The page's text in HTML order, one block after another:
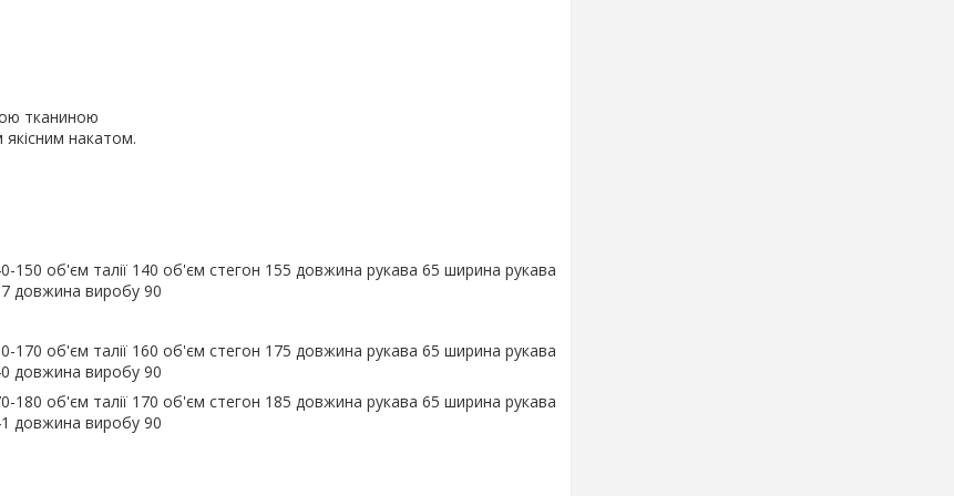
тканиною
накатом.
150 об'єм талії 140 об'єм стегон 155 довжина рукава 65 ширина рукава
довжина виробу 90
170 об'єм талії 160 об'єм стегон 175 довжина рукава 65 ширина рукава
довжина виробу 90
180 об'єм талії 170 об'єм стегон 185 довжина рукава 65 ширина рукава
довжина виробу 90